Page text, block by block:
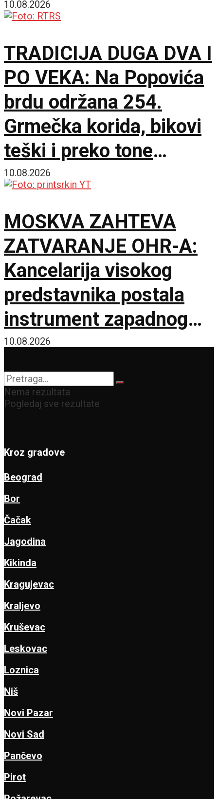
10.08.2026
TRADICIJA DUGA DVA I
PO VEKA: Na Popovića
brdu održana 254.
Grmečka korida, bikovi
teški i preko tone
ukrstili rogove
10.08.2026
MOSKVA ZAHTEVA
ZATVARANJE OHR-A:
Kancelarija visokog
predstavnika postala
instrument zapadnog
neokolonijalizma
10.08.2026
Nema rezultata
Pogledaj sve rezultate
Kroz gradove
Beograd
Bor
Čačak
Jagodina
Kikinda
Kragujevac
Kraljevo
Kruševac
Leskovac
Loznica
Niš
Novi Pazar
Novi Sad
Pančevo
Pirot